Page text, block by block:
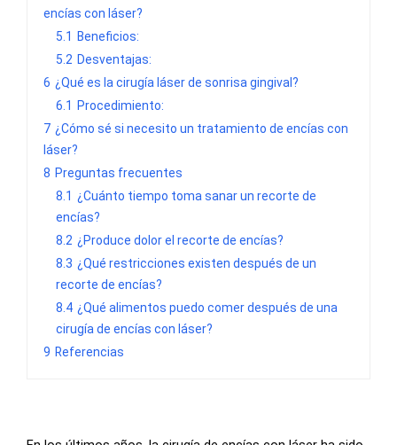
encías con láser?
5.1
Beneficios:
5.2 Desventajas:
6 ¿Qué es la cirugía láser de sonrisa gingival?
6.1
Procedimiento:
7 ¿Cómo sé si necesito un tratamiento de encías con
láser?
8 Preguntas frecuentes
8.1 ¿Cuánto tiempo toma sanar un recorte de
encías?
8.2 ¿Produce dolor el recorte de encías?
8.3 ¿Qué restricciones existen después de un
recorte de encías?
8.4 ¿Qué alimentos puedo comer después de una
cirugía de encías con láser?
9 Referencias